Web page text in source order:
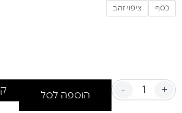
העגילים האלה הם לא רק תוספת נהדרת
כסף ציפוי זהב
- +
הוספה לסל